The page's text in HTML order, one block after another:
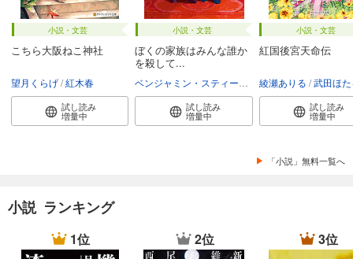
小説・文芸
こちら大阪ねこ神社
望月くらげ 紅木春
試し読み
増量中
小説・文芸
ぼくの家族はみんな誰か
を殺して...
富永和子
試し読み
増量中
小説・文芸
紅国後宮天命伝
綾瀬ありる 武田ほ
試し読み
増量中
「小説」無料一覧へ
小説 ランキング
1位 2位 3位